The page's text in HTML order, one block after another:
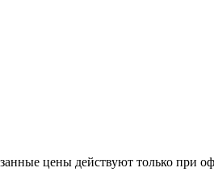
цены действуют только при